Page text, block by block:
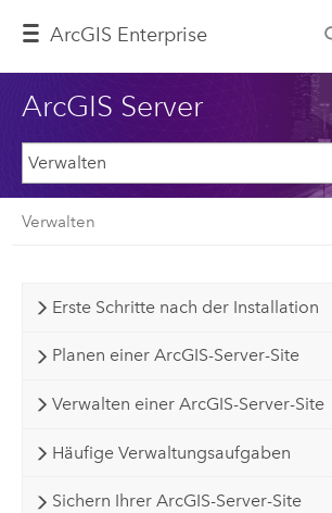
ArcGIS Enterprise
ArcGIS Server
Verwalten
Erste Schritte nach der Installation
Planen einer ArcGIS-Server-Site
Verwalten einer ArcGIS-Server-Site
Häufige Verwaltungsaufgaben
Sichern Ihrer ArcGIS-Server-Site